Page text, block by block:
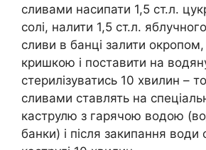
сливами насипати 1,5 ст.л.
солі, налити 1,5 ст.л.
сливи в банці залити
кришкою і поставити на
стерилізуватись 10 хвилин –
сливами ставлять на
каструлю з гарячою водою
банки) і після закипання води